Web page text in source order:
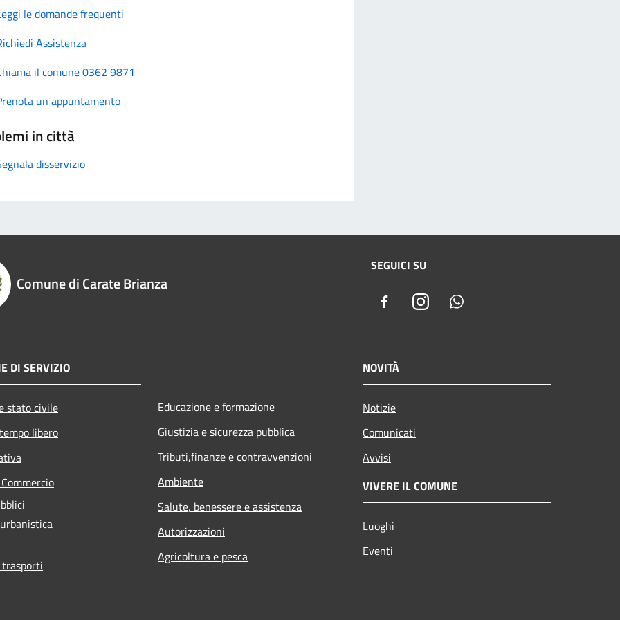
le domande frequenti
Assistenza
il comune 0362 9871
un appuntamento
in città
disservizio
Comune di Carate Brianza
SEGUICI SU
FacebookInstagram
DI SERVIZIO
stato civile
libero
Educazione e formazione
Giustizia e sicurezza pubblica
Tributi,finanze e contravvenzioni
Ambiente
Salute, benessere e assistenza
Autorizzazioni
Agricoltura e pesca
NOVITÀ
Notizie
Comunicati
Avvisi
VIVERE IL COMUNE
Luoghi
Eventi